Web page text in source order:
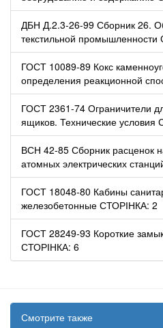
ДБН Д.2.3-26-99 Сборник 26.
текстильной
ГОСТ 10089-89 Кокс
определения реакционной
ГОСТ 2361-74 Ограничители
ящиков. Технические условия
ВСН 42-85 Сборник расценок
атомных электрических
ГОСТ 18048-80 Кабины
железобетонные СТОРІНКА: 2
ГОСТ 28249-93 Короткие
СТОРІНКА: 6
Смотрите также